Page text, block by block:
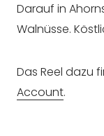
Darauf in
Walnüsse.
Das Reel dazu
Account.